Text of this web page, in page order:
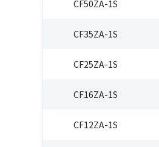
CF50ZA-1S
CF35ZA-1S
CF25ZA-1S
CF16ZA-1S
CF12ZA-1S